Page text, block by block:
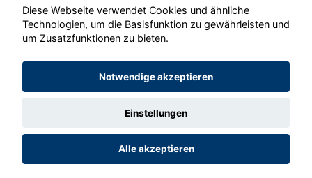
© konjunkturmotor.de GmbH 2020 - 2026
Diese Webseite verwendet Cookies und ähnliche
Technologien, um die Basisfunktion zu gewährleisten und
um Zusatzfunktionen zu bieten.
Notwendige akzeptieren
Einstellungen
Alle akzeptieren